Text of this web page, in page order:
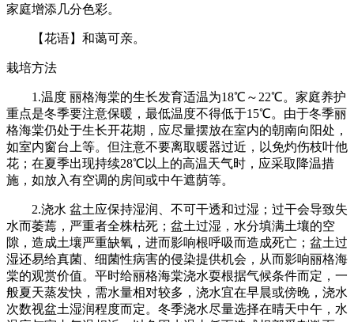
家庭增添几分色彩。
【花语】和蔼可亲。
栽培方法
1.温度 丽格海棠的生长发育适温为18℃～22℃。家庭养护
重点是冬季要注意保暖，最低温度不得低于15℃。由于冬季丽
格海棠仍处于生长开花期，应尽量摆放在室内的朝南向阳处，
如室内窗台上等。但注意不要离取暖器过近，以免灼伤枝叶他
花；在夏季出现持续28℃以上的高温天气时，应采取降温措
施，如放入有空调的房间或中午遮荫等。
2.浇水 盆土应保持湿润、不可干透和过湿；过干会导致失
水而萎蔫，严重者全株枯死；盆土过湿，水分填满土壤的空
隙，造成土壤严重缺氧，进而影响根呼吸而造成死亡；盆土过
湿还易给真菌、细菌性病害的侵染提供机会，从而影响丽格海
棠的观赏价值。平时给丽格海棠浇水耍根据气候条件而定，一
般夏天蒸发快，需水量相对较多，浇水宜在早晨或傍晚，浇水
次数视盆土湿润程度而定。冬季浇水尽量选择在晴天中午，水